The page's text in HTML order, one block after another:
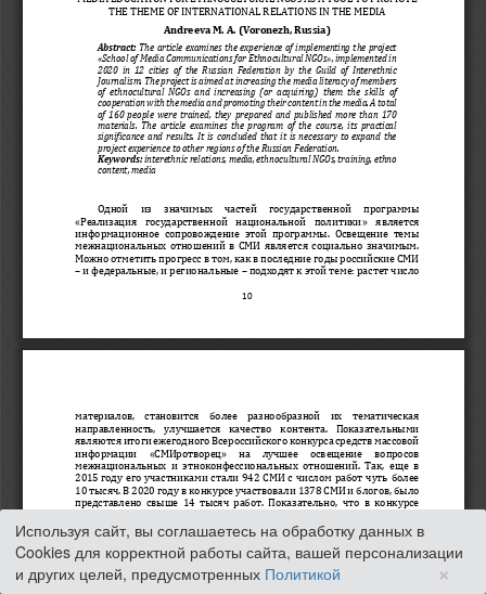
Используя сайт, вы соглашаетесь на обработку данных в
Cookies для корректной работы сайта, вашей персонализации
и других целей, предусмотренных Политикой ×